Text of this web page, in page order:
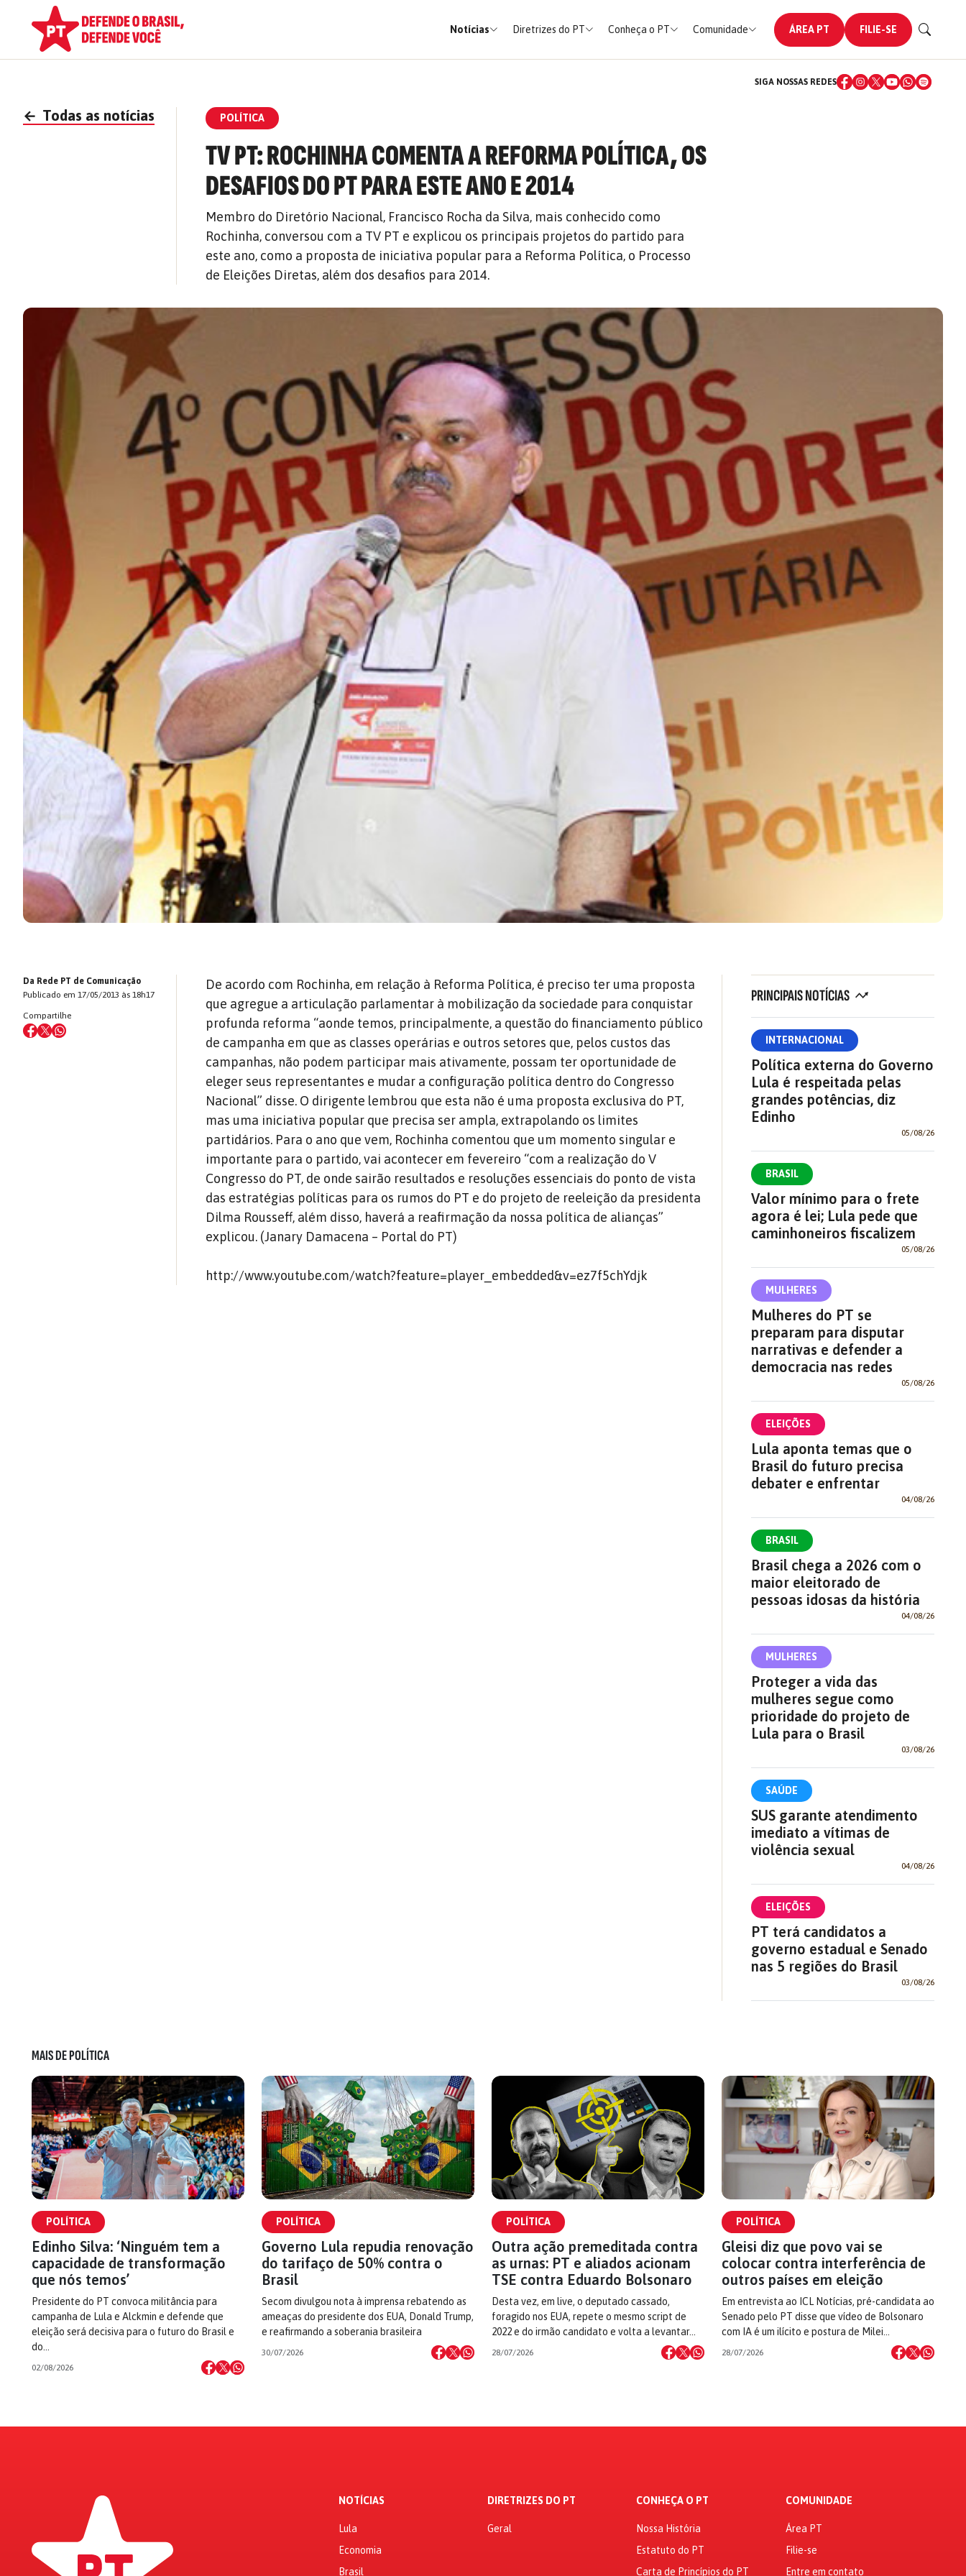
Notícias Diretrizes do PT Conheça o PT Comunidade ÁREA PT FILIE-SE
SIGA NOSSAS REDES
← Todas as notícias POLÍTICA
TV PT: ROCHINHA COMENTA A REFORMA POLÍTICA, OS
DESAFIOS DO PT PARA ESTE ANO E 2014
Membro do Diretório Nacional, Francisco Rocha da Silva, mais conhecido como
Rochinha, conversou com a TV PT e explicou os principais projetos do partido para
este ano, como a proposta de iniciativa popular para a Reforma Política, o Processo
de Eleições Diretas, além dos desafios para 2014.
Da Rede PT de Comunicação
Publicado em 17/05/2013 às 18h17
Compartilhe
De acordo com Rochinha, em relação à Reforma Política, é preciso ter uma proposta
que agregue a articulação parlamentar à mobilização da sociedade para conquistar
profunda reforma “aonde temos, principalmente, a questão do financiamento público
de campanha em que as classes operárias e outros setores que, pelos custos das
campanhas, não podem participar mais ativamente, possam ter oportunidade de
eleger seus representantes e mudar a configuração política dentro do Congresso
Nacional” disse. O dirigente lembrou que esta não é uma proposta exclusiva do PT,
mas uma iniciativa popular que precisa ser ampla, extrapolando os limites
partidários. Para o ano que vem, Rochinha comentou que um momento singular e
importante para o partido, vai acontecer em fevereiro “com a realização do V
Congresso do PT, de onde sairão resultados e resoluções essenciais do ponto de vista
das estratégias políticas para os rumos do PT e do projeto de reeleição da presidenta
Dilma Rousseff, além disso, haverá a reafirmação da nossa política de alianças”
explicou. (Janary Damacena – Portal do PT)
http://www.youtube.com/watch?feature=player_embedded&v=ez7f5chYdjk
PRINCIPAIS NOTÍCIAS
INTERNACIONAL
Política externa do Governo
Lula é respeitada pelas
grandes potências, diz
Edinho
05/08/26
BRASIL
Valor mínimo para o frete
agora é lei; Lula pede que
caminhoneiros fiscalizem
05/08/26
MULHERES
Mulheres do PT se
preparam para disputar
narrativas e defender a
democracia nas redes
05/08/26
ELEIÇÕES
Lula aponta temas que o
Brasil do futuro precisa
debater e enfrentar
04/08/26
BRASIL
Brasil chega a 2026 com o
maior eleitorado de
pessoas idosas da história
04/08/26
MULHERES
Proteger a vida das
mulheres segue como
prioridade do projeto de
Lula para o Brasil
03/08/26
SAÚDE
SUS garante atendimento
imediato a vítimas de
violência sexual
04/08/26
ELEIÇÕES
PT terá candidatos a
governo estadual e Senado
nas 5 regiões do Brasil
03/08/26
MAIS DE POLÍTICA
POLÍTICA
Edinho Silva: ‘Ninguém tem a
capacidade de transformação
que nós temos’
Presidente do PT convoca militância para
campanha de Lula e Alckmin e defende que
eleição será decisiva para o futuro do Brasil e
do…
02/08/2026
POLÍTICA
Governo Lula repudia renovação
do tarifaço de 50% contra o
Brasil
Secom divulgou nota à imprensa rebatendo as
ameaças do presidente dos EUA, Donald Trump,
e reafirmando a soberania brasileira
30/07/2026
POLÍTICA
Outra ação premeditada contra
as urnas: PT e aliados acionam
TSE contra Eduardo Bolsonaro
Desta vez, em live, o deputado cassado,
foragido nos EUA, repete o mesmo script de
2022 e do irmão candidato e volta a levantar…
28/07/2026
POLÍTICA
Gleisi diz que povo vai se
colocar contra interferência de
outros países em eleição
Em entrevista ao ICL Notícias, pré-candidata ao
Senado pelo PT disse que vídeo de Bolsonaro
com IA é um ilícito e postura de Milei…
28/07/2026
NOTÍCIAS
Lula
Economia
Brasil
DIRETRIZES DO PT
Geral
CONHEÇA O PT
Nossa História
Estatuto do PT
Carta de Princípios do PT
COMUNIDADE
Área PT
Filie-se
Entre em contato